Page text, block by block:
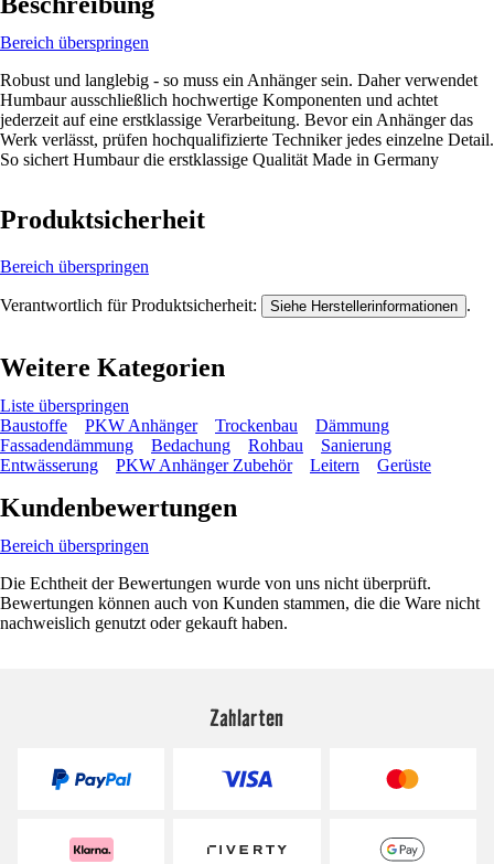
Bereich überspringen
Robust und langlebig - so muss ein Anhänger sein. Daher verwendet
Humbaur ausschließlich hochwertige Komponenten und achtet
jederzeit auf eine erstklassige Verarbeitung. Bevor ein Anhänger das
Werk verlässt, prüfen hochqualifizierte Techniker jedes einzelne Detail.
So sichert Humbaur die erstklassige Qualität Made in Germany
Produktsicherheit
Bereich überspringen
Verantwortlich für Produktsicherheit: Siehe Herstellerinformationen .
Weitere Kategorien
Liste überspringen
Baustoffe
PKW Anhänger Trockenbau
Dämmung
Fassadendämmung
Bedachung Rohbau
Sanierung
Entwässerung
PKW Anhänger Zubehör Leitern Gerüste
Kundenbewertungen
Bereich überspringen
Die Echtheit der Bewertungen wurde von uns nicht überprüft.
Bewertungen können auch von Kunden stammen, die die Ware nicht
nachweislich genutzt oder gekauft haben.
Zahlarten